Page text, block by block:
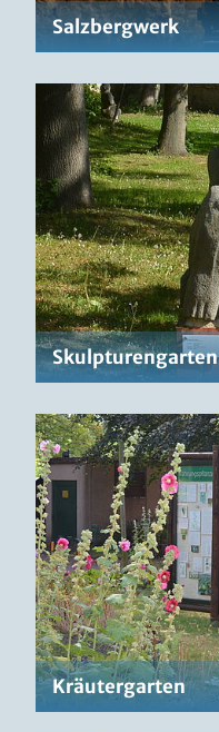
Salzbergwerk
Skulpturengarten
Kräutergarten